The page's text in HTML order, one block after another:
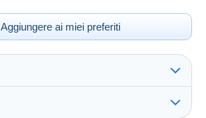
Aggiungere ai miei preferiti